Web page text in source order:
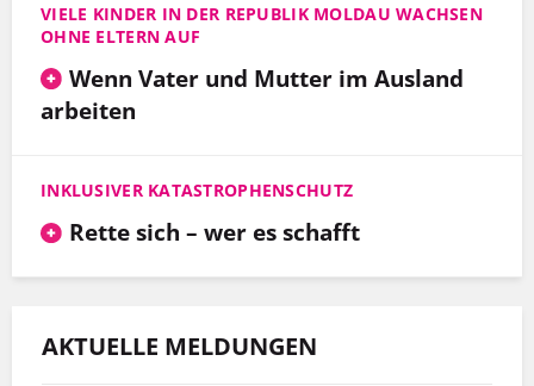
VIELE KINDER IN DER REPUBLIK MOLDAU WACHSEN
OHNE ELTERN AUF
Wenn Vater und Mutter im Ausland
arbeiten
INKLUSIVER KATASTROPHENSCHUTZ
Rette sich – wer es schafft
AKTUELLE MELDUNGEN